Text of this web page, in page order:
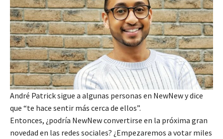
André Patrick sigue a algunas personas en NewNew y dice
que “te hace sentir más cerca de ellos”.
Entonces, ¿podría NewNew convertirse en la próxima gran
novedad en las redes sociales? ¿Empezaremos a votar miles